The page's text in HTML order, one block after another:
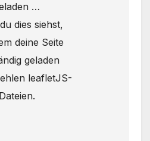
…
dies siehst,
deine Seite
geladen
leafletJS-
Dateien.